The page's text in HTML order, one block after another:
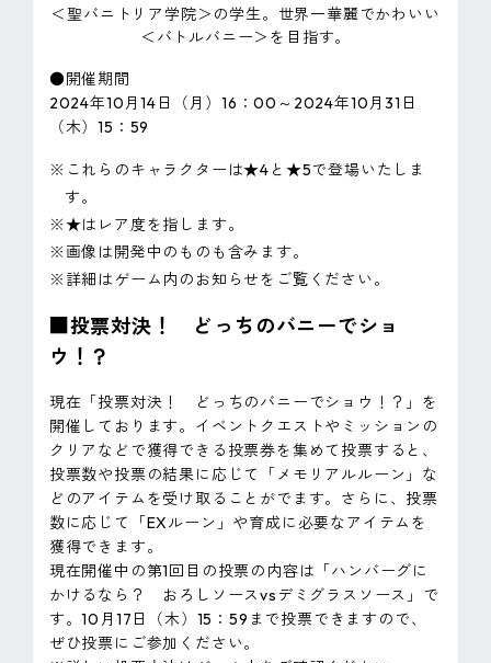
＜聖バニトリア学院＞の学生。世界一華麗でかわいい
＜バトルバニー＞を目指す。
●開催期間
2024年10月14日（月）16：00～2024年10月31日
（木）15：59
※これらのキャラクターは★4と★5で登場いたしま
す。
※★はレア度を指します。
※画像は開発中のものも含みます。
※詳細はゲーム内のお知らせをご覧ください。
■投票対決！ どっちのバニーでショ
ウ！？
現在「投票対決！ どっちのバニーでショウ！？」を
開催しております。イベントクエストやミッションの
クリアなどで獲得できる投票券を集めて投票すると、
投票数や投票の結果に応じて「メモリアルルーン」な
どのアイテムを受け取ることがでます。さらに、投票
数に応じて「EXルーン」や育成に必要なアイテムを
獲得できます。
現在開催中の第1回目の投票の内容は「ハンバーグに
かけるなら？ おろしソースvsデミグラスソース」で
す。10月17日（木）15：59まで投票できますので、
ぜひ投票にご参加ください。